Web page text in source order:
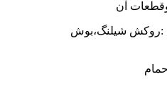
آن
:روکش شیلنگ،بوش